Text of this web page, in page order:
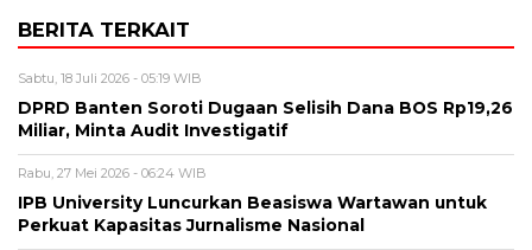
BERITA TERKAIT
Sabtu, 18 Juli 2026 - 05:19 WIB
DPRD Banten Soroti Dugaan Selisih Dana BOS Rp19,26
Miliar, Minta Audit Investigatif
Rabu, 27 Mei 2026 - 06:24 WIB
IPB University Luncurkan Beasiswa Wartawan untuk
Perkuat Kapasitas Jurnalisme Nasional